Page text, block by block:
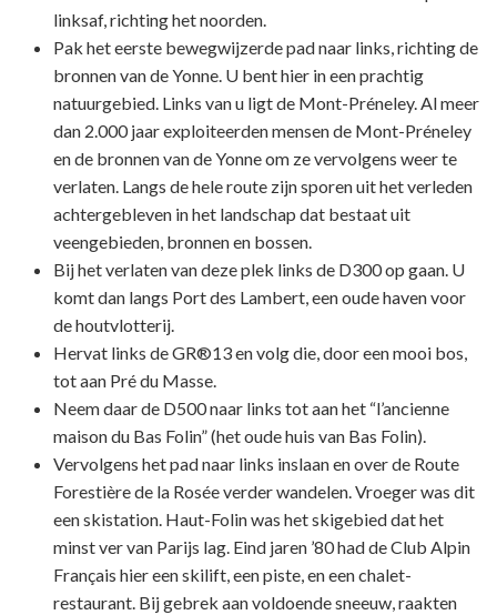
linksaf, richting het noorden.
Pak het eerste bewegwijzerde pad naar links, richting de
bronnen van de Yonne. U bent hier in een prachtig
natuurgebied. Links van u ligt de Mont-Préneley. Al meer
dan 2.000 jaar exploiteerden mensen de Mont-Préneley
en de bronnen van de Yonne om ze vervolgens weer te
verlaten. Langs de hele route zijn sporen uit het verleden
achtergebleven in het landschap dat bestaat uit
veengebieden, bronnen en bossen.
Bij het verlaten van deze plek links de D300 op gaan. U
komt dan langs Port des Lambert, een oude haven voor
de houtvlotterij.
Hervat links de GR®13 en volg die, door een mooi bos,
tot aan Pré du Masse.
Neem daar de D500 naar links tot aan het “l’ancienne
maison du Bas Folin” (het oude huis van Bas Folin).
Vervolgens het pad naar links inslaan en over de Route
Forestière de la Rosée verder wandelen. Vroeger was dit
een skistation. Haut-Folin was het skigebied dat het
minst ver van Parijs lag. Eind jaren ’80 had de Club Alpin
Français hier een skilift, een piste, en een chalet-
restaurant. Bij gebrek aan voldoende sneeuw, raakten